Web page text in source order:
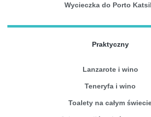
Wycieczka do Porto
Praktyczny
Lanzarote i wino
Teneryfa i wino
Toalety na całym